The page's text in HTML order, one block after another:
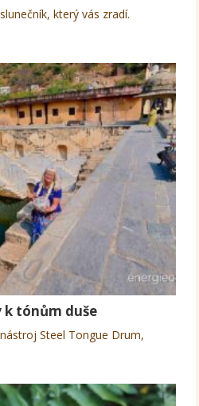
který vás zradí.
k tónům duše
Steel Tongue Drum,